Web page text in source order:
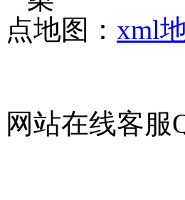
点地图： xml
网站在线客服